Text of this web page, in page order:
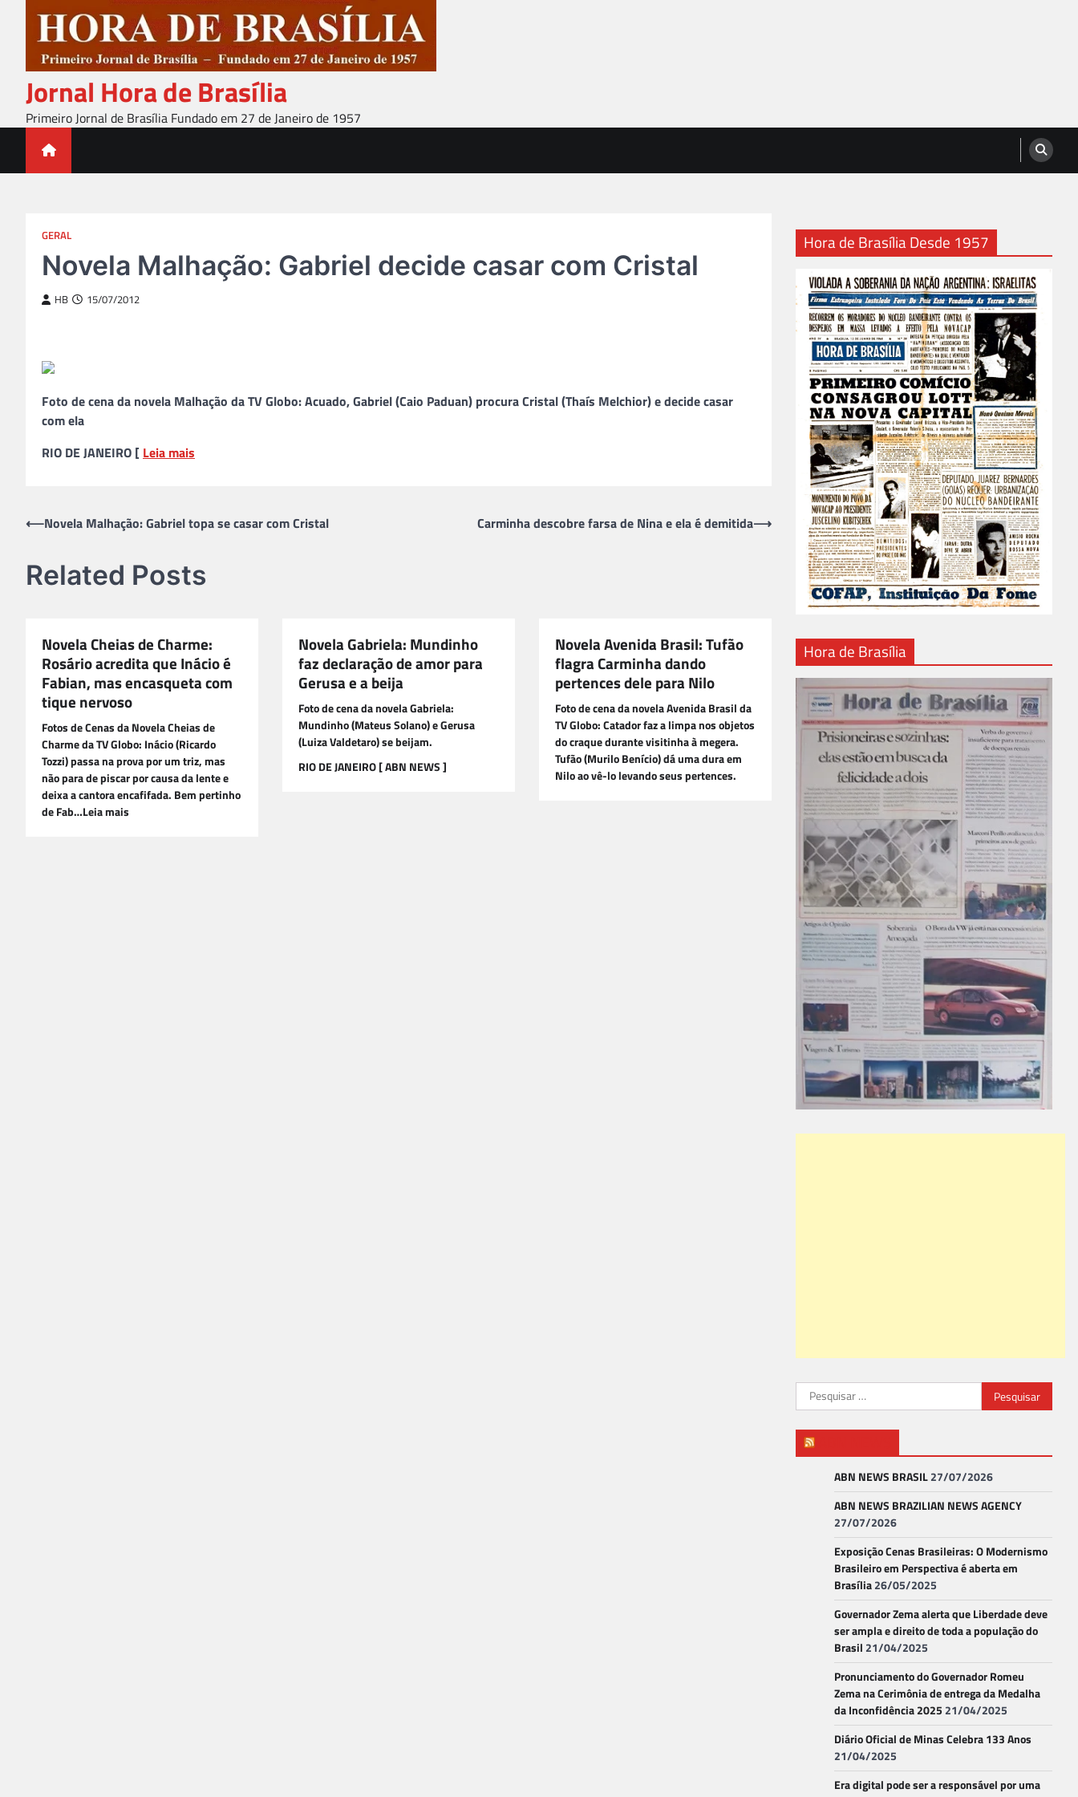
content
Jornal Hora de Brasília
Primeiro Jornal de Brasília Fundado em 27 de Janeiro de 1957
GERAL
Novela Malhação: Gabriel decide casar com Cristal
HB 15/07/2012
Foto de cena da novela Malhação da TV Globo: Acuado, Gabriel (Caio Paduan) procura Cristal (Thaís Melchior) e decide casar
com ela
RIO DE JANEIRO [ Leia mais
Navegação
Post
⟵Novela Malhação: Gabriel topa se casar com Cristal Carminha descobre farsa de Nina e ela é demitida⟶
Related Posts
Novela Cheias de Charme:
Rosário acredita que Inácio é
Fabian, mas encasqueta com
tique nervoso
Fotos de Cenas da Novela Cheias de
Charme da TV Globo: Inácio (Ricardo
Tozzi) passa na prova por um triz, mas
não para de piscar por causa da lente e
deixa a cantora encafifada. Bem pertinho
de Fab…Leia mais
Novela Gabriela: Mundinho
faz declaração de amor para
Gerusa e a beija
Foto de cena da novela Gabriela:
Mundinho (Mateus Solano) e Gerusa
(Luiza Valdetaro) se beijam.
RIO DE JANEIRO [ ABN NEWS ]
Novela Avenida Brasil: Tufão
flagra Carminha dando
pertences dele para Nilo
Foto de cena da novela Avenida Brasil da
TV Globo: Catador faz a limpa nos objetos
do craque durante visitinha à megera.
Tufão (Murilo Benício) dá uma dura em
Nilo ao vê-lo levando seus pertences.
Hora de Brasília Desde 1957
Hora de Brasília
Pesquisar
por:
ABN NEWS BRASIL27/07/2026
ABN NEWS BRAZILIAN NEWS AGENCY
27/07/2026
Exposição Cenas Brasileiras: O Modernismo
Brasileiro em Perspectiva é aberta em
Brasília26/05/2025
Governador Zema alerta que Liberdade deve
ser ampla e direito de toda a população do
Brasil 21/04/2025
Pronunciamento do Governador Romeu
Zema na Cerimônia de entrega da Medalha
da Inconfidência 2025 21/04/2025
Diário Oficial de Minas Celebra 133 Anos
21/04/2025
Era digital pode ser a responsável por uma